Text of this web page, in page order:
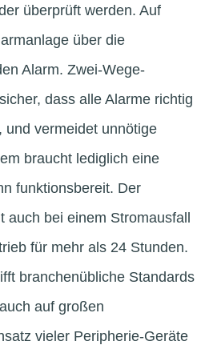
überprüft werden. Auf
über die
Alarm. Zwei-Wege-
dass alle Alarme richtig
und vermeidet unnötige
braucht lediglich eine
funktionsbereit. Der
auch bei einem Stromausfall
für mehr als 24 Stunden.
branchenübliche Standards
auf großen
vieler Peripherie-Geräte